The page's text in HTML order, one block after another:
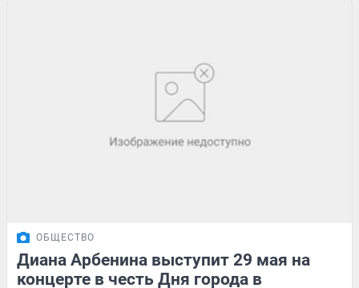
ОБЩЕСТВО
Диана Арбенина выступит 29 мая на
концерте в честь Дня города в